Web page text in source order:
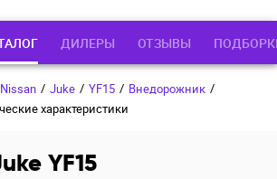
ДИЛЕРЫ ОТЗЫВЫ
Nissan / Juke / YF15 / Внедорожник /
характеристики
YF15